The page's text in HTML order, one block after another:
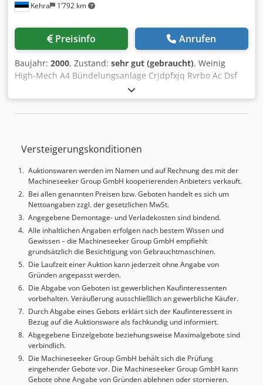
Kehra 1’792 km
Preisinfo Anrufen
Baujahr: 2000, Zustand: sehr gut (gebraucht), Weinig
High-Mech A4 Bündelungsanlage Crjdpfxjq Rvrbo Ac Dsf
Bündelverpackungsanlage, kombinierbar mit anderen ab
Lager lieferbaren Weinig Auslaufsystemen wie Puffern und
Staplern. Bestehend aus 1. Weinig 815-300
Siemens S7-300 CPU
Versteigerungskonditionen
Auktionswaren werden im Namen und auf Rechnung des mit der
Machineseeker Group GmbH kooperierenden Anbieters verkauft.
Bei allen genannten Preisen bzw. Geboten handelt es sich um
Nettoangaben zzgl. der gesetzlichen MwSt.
Angegebene Demontage- und Verladekosten sind bindend.
Alle inhaltlichen Angaben erfolgen nach bestem Wissen und
Gewissen – die Machineseeker Group GmbH empfiehlt
grundsätzlich die Besichtigung von Gebrauchtmaschinen.
Die Laufzeit einer Auktion kann jederzeit ohne Angabe von
Gründen angepasst werden.
Die Abgabe von Geboten ist gewerblichen Kaufinteressenten
vorbehalten. Veräußerung ausschließlich an gewerbliche Käufer.
Durch Abgabe eines Gebots erklärt sich der Kaufinteressent in
Bezug auf die Auktionsware als fachkundig und informiert.
Abgegebene Einzelgebote beziehungsweise Maximalgebote sind
verbindlich.
Die Machineseeker Group GmbH behält sich die Prüfung
eingehender Gebote vor. Die Machineseeker Group GmbH kann
Gebote ohne Angabe von Gründen ablehnen oder stornieren.